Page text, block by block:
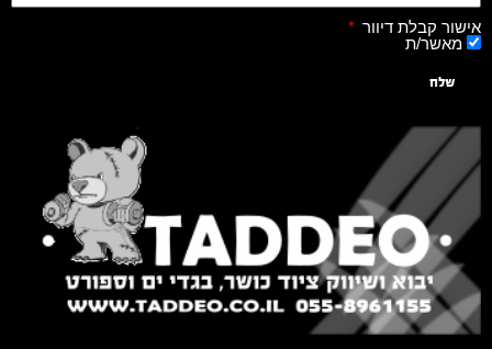
אישור קבלת דיוור
מאשר/ת
שלח